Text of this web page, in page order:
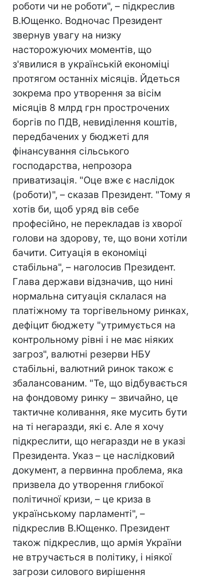
роботи чи не роботи", – підкреслив
В.Ющенко. Водночас Президент
звернув увагу на низку
насторожуючих моментів, що
з'явилися в українській економіці
протягом останніх місяців. Йдеться
зокрема про утворення за вісім
місяців 8 млрд грн прострочених
боргів по ПДВ, невиділення коштів,
передбачених у бюджеті для
фінансування сільського
господарства, непрозора
приватизація. "Оце вже є наслідок
(роботи)", – сказав Президент. "Тому я
хотів би, щоб уряд вів себе
професійно, не перекладав із хворої
голови на здорову, те, що вони хотіли
бачити. Ситуація в економіці
стабільна", – наголосив Президент.
Глава держави відзначив, що нині
нормальна ситуація склалася на
платіжному та торгівельному ринках,
дефіцит бюджету "утримується на
контрольному рівні і не має ніяких
загроз", валютні резерви НБУ
стабільні, валютний ринок також є
збалансованим. "Те, що відбувається
на фондовому ринку – звичайно, це
тактичне коливання, яке мусить бути
на ті негаразди, які є. Але я хочу
підкреслити, що негаразди не в указі
Президента. Указ – це наслідковий
документ, а первинна проблема, яка
призвела до утворення глибокої
політичної кризи, – це криза в
українському парламенті", –
підкреслив В.Ющенко. Президент
також підкреслив, що армія України
не втручається в політику, і ніякої
загрози силового вирішення